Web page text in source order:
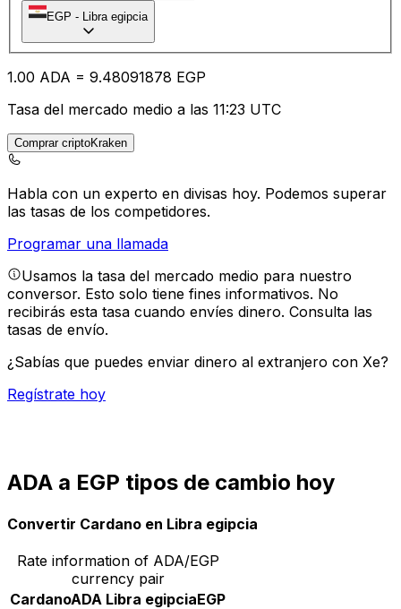
EGP - Libra egipcia
1.00 ADA = 9.48091878 EGP
Tasa del mercado medio a las 11:23 UTC
Comprar criptoKraken
Habla con un experto en divisas hoy. Podemos superar
las tasas de los competidores.
Programar una llamada
Usamos la tasa del mercado medio para nuestro
conversor. Esto solo tiene fines informativos. No
recibirás esta tasa cuando envíes dinero. Consulta las
tasas de envío.
¿Sabías que puedes enviar dinero al extranjero con Xe?
Regístrate hoy
ADA a EGP tipos de cambio hoy
Convertir Cardano en Libra egipcia
Rate information of ADA/EGP
currency pair
CardanoADA Libra egipciaEGP